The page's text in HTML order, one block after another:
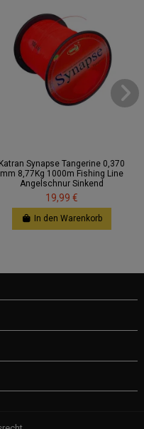
Katran Synapse Tangerine 0,370
mm 8,77Kg 1000m Fishing Line
Angelschnur Sinkend
19,99 €
In den Warenkorb